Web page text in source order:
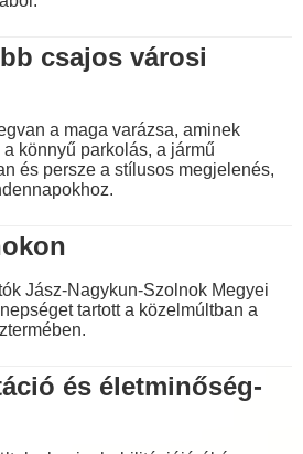
csajos városi
a maga varázsa, aminek
könnyű parkolás, a jármű
és persze a stílusos megjelenés,
Jász-Nagykun-Szolnok Megyei
tartott a közelmúltban a
és életminőség-